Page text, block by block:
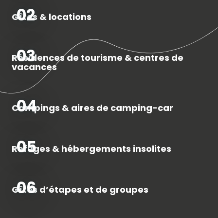
02
Gîtes & locations
03
Résidences de tourisme & centres de
vacances
04
Campings & aires de camping-car
05
Refuges & hébergements insolites
06
Gîtes d’étapes et de groupes